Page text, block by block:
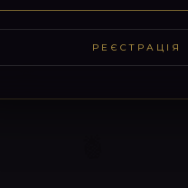
РЕЄСТРАЦІЯ